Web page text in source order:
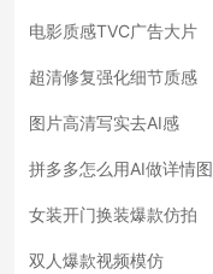
电影质感TVC广告大片
超清修复强化细节质感
图片高清写实去AI感
拼多多怎么用AI做详情图
女装开门换装爆款仿拍
双人爆款视频模仿